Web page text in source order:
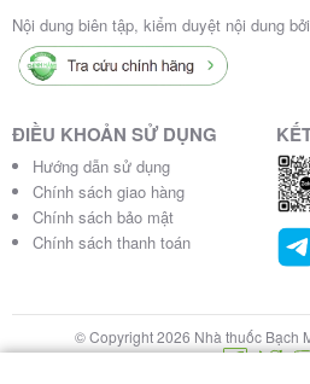
Nội dung biên tập, kiểm duyệt nội dung
ĐIỀU KHOẢN SỬ DỤNG
Hướng dẫn sử dụng
Chính sách giao hàng
Chính sách bảo mật
Chính sách thanh toán
© Copyright 2026 Nhà thuốc Bạch